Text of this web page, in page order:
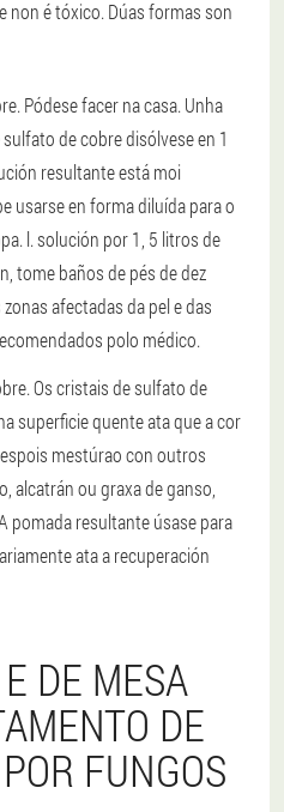
non é tóxico. Dúas formas son
. Pódese facer na casa. Unha
de cobre disólvese en 1
resultante está moi
usarse en forma diluída para o
l. solución por 1, 5 litros de
tome baños de pés de dez
afectadas da pel e das
polo médico.
. Os cristais de sulfato de
superficie quente ata que a cor
mestúrao con outros
alcatrán ou graxa de ganso,
pomada resultante úsase para
ata a recuperación
DE MESA
DE
FUNGOS